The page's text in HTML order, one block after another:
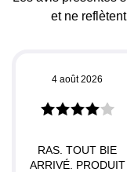
et ne
4 août 2026
RAS. TOUT BIE
ARRIVÉ. PRODUIT